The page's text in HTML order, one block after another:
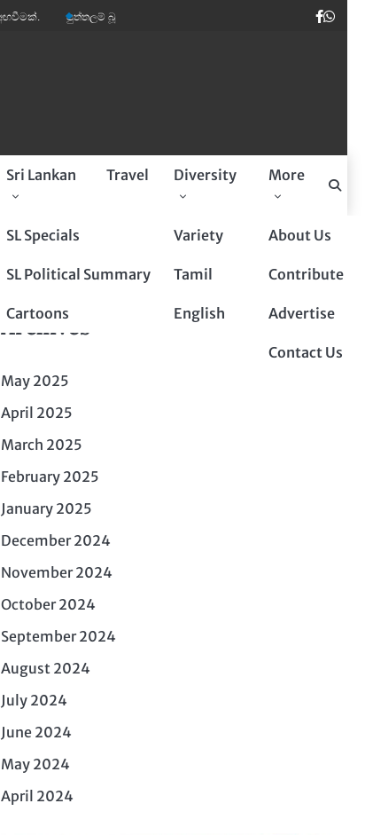
පුත්තලම් බූරුවන් ඉතාලියේ මාර ඩිමාන්ඩ්. කවි ලොව පෙරළියක් කළ
Sri Lankan
SL Specials
SL Political Summary
Cartoons
Travel Diversity
Variety
Tamil
English
More
About Us
Contribute
Advertise
Contact Us
Sponsored By
Archives
May 2025
April 2025
March 2025
February 2025
January 2025
December 2024
November 2024
October 2024
September 2024
August 2024
July 2024
June 2024
May 2024
April 2024